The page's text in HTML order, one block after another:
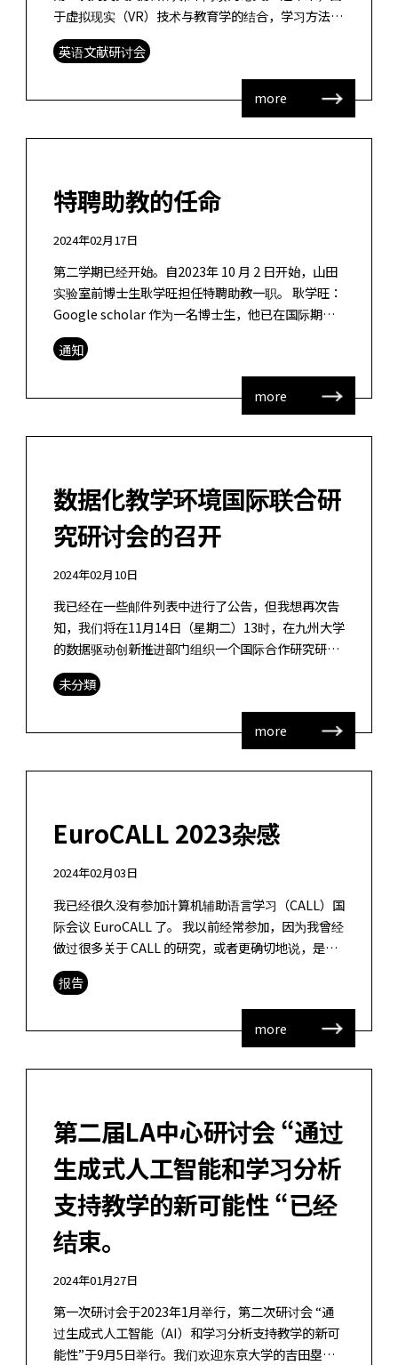
于虚拟现实（VR）技术与教育学的结合，学习方法的
进化受到了广泛关注。在这样的背景下，很多研究都
在探讨虚拟现实环境下的学习 […]
英语文献研讨会
more
特聘助教的任命
2024年02月17日
第二学期已经开始。自2023年 10 月 2 日开始，山田
实验室前博士生耿学旺担任特聘助教一职。 耿学旺：
Google scholar 作为一名博士生，他已在国际期刊
上发表了三篇论文（其中一篇发表在 SSCI 上）。 他
[…]
通知
more
数据化教学环境国际联合研
究研讨会的召开
2024年02月10日
我已经在一些邮件列表中进行了公告，但我想再次告
知，我们将在11月14日（星期二）13时，在九州大学
的数据驱动创新推进部门组织一个国际合作研究研讨
会，主题为“在数字社会中如何设计学习环境——如何
设计基于数据驱动的学习环境中 […]
未分類
more
EuroCALL 2023杂感
2024年02月03日
我已经很久没有参加计算机辅助语言学习（CALL）国
际会议 EuroCALL 了。 我以前经常参加，因为我曾经
做过很多关于 CALL 的研究，或者更确切地说，是关
于 CMC 在语言教育中的应用的研究，但现在我已经
很少主动进 […]
报告
more
第二届LA中心研讨会 “通过
生成式人工智能和学习分析
支持教学的新可能性 “已经
结束。
2024年01月27日
第一次研讨会于2023年1月举行，第二次研讨会 “通
过生成式人工智能（AI）和学习分析支持教学的新可
能性”于9月5日举行。我们欢迎东京大学的吉田塁老